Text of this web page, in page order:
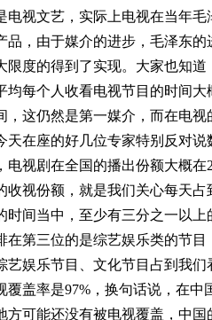
电视文艺，实际上电视在当年
品，由于媒介的进步，毛泽东
限度的得到了实现。大家也知
均每个人收看电视节目的时间
，这仍然是第一媒介，而在电
天在座的好几位专家特别反对
电视剧在全国的播出份额大概
收视份额，就是我们关心每天
时间当中，至少有三分之一以
在第三位的是综艺娱乐类的节
艺娱乐节目、文化节目占到我
覆盖率是97%，换句话说，在
方可能还没有被电视覆盖，中